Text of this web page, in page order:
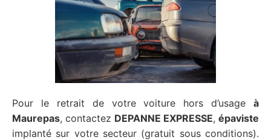
Pour le retrait de votre voiture hors d’usage à
Maurepas, contactez DEPANNE EXPRESSE, épaviste
implanté sur votre secteur (gratuit sous conditions).